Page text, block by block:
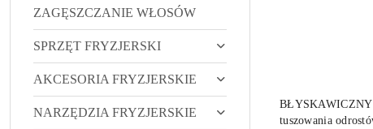
ZAGĘSZCZANIE WŁOSÓW
SPRZĘT FRYZJERSKI
AKCESORIA FRYZJERSKIE
NARZĘDZIA FRYZJERSKIE
BŁYSKAWICZNY
tuszowania